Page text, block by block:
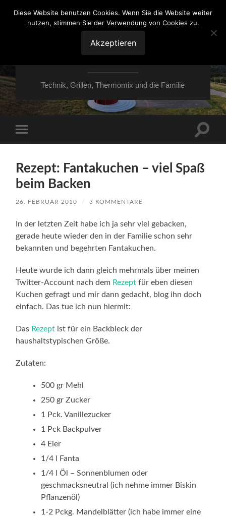
VON ESSEN ÜBER
HESSEN NACH
MOERS
Technik, Grillen, Thermomix und die Familie
Menü
Rezept: Fantakuchen – viel Spaß
beim Backen
26. FEBRUAR 2010 / 3 KOMMENTARE
In der letzten Zeit habe ich ja sehr viel gebacken,
gerade heute wieder den in der Familie schon sehr
bekannten und begehrten Fantakuchen.
Heute wurde ich dann gleich mehrmals über meinen
Twitter-Account nach dem Rezept für eben diesen
Kuchen gefragt und mir dann gedacht, blog ihn doch
einfach. Das tue ich nun hiermit:
Das Rezept ist für ein Backbleck der
haushaltstypischen Größe.
Zutaten:
500 gr Mehl
250 gr Zucker
1 Pck. Vanillezucker
1 Pck Backpulver
4 Eier
1/4 l Fanta
1/4 l Öl – Sonnenblumen oder
geschmacksneutral (ich nehme immer Biskin
Pflanzenöl)
1-2 Pckg. Mandelblätter (ich habe immer eine
Diese Website benutzen Cookies. Wenn Sie die Website weiter
nutzen, stimmen Sie der Verwendung von Cookies zu.
Akzeptieren